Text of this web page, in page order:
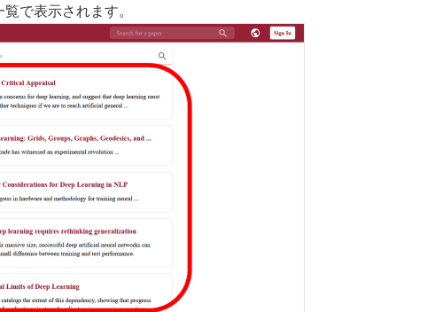
で表示されます。